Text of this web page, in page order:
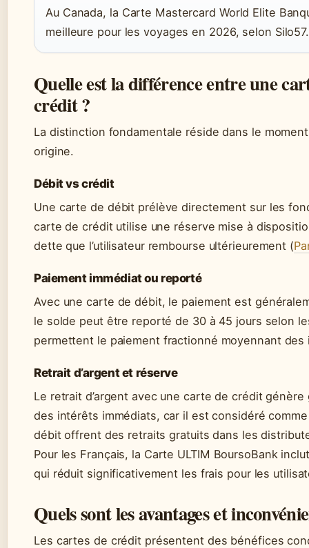
Au Canada, la Carte Mastercard World Elite
meilleure pour les voyages en 2026, selon Silo57.
Quelle est la différence entre une
crédit ?
La distinction fondamentale réside dans le
origine.
Débit vs crédit
Une carte de débit prélève directement sur les
carte de crédit utilise une réserve mise à
dette que l’utilisateur rembourse ultérieurement (
Paiement immédiat ou reporté
Avec une carte de débit, le paiement est
le solde peut être reporté de 30 à 45 jours selon
permettent le paiement fractionné moyennant des
Retrait d’argent et réserve
Le retrait d’argent avec une carte de crédit
des intérêts immédiats, car il est considéré
débit offrent des retraits gratuits dans les
Pour les Français, la Carte ULTIM BoursoBank
qui réduit significativement les frais pour les
Quels sont les avantages et
Les cartes de crédit présentent des bénéfices